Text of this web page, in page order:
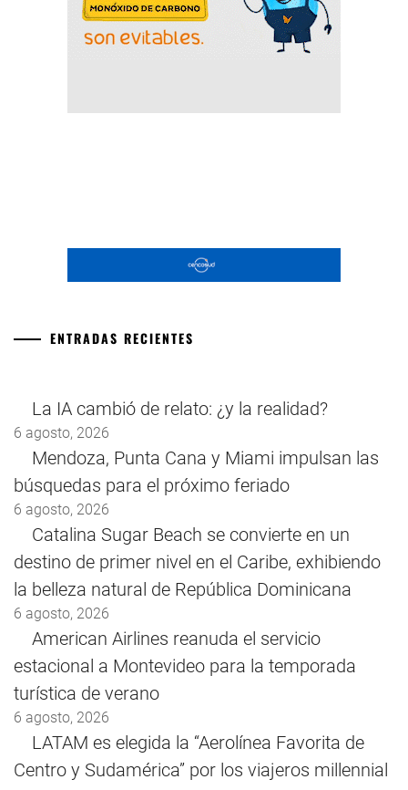
ENTRADAS RECIENTES
La IA cambió de relato: ¿y la realidad?
6 agosto, 2026
Mendoza, Punta Cana y Miami impulsan las
búsquedas para el próximo feriado
6 agosto, 2026
Catalina Sugar Beach se convierte en un
destino de primer nivel en el Caribe, exhibiendo
la belleza natural de República Dominicana
6 agosto, 2026
American Airlines reanuda el servicio
estacional a Montevideo para la temporada
turística de verano
6 agosto, 2026
LATAM es elegida la “Aerolínea Favorita de
Centro y Sudamérica” por los viajeros millennial